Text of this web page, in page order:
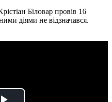
Біловар провів 16
діями не відзначався.